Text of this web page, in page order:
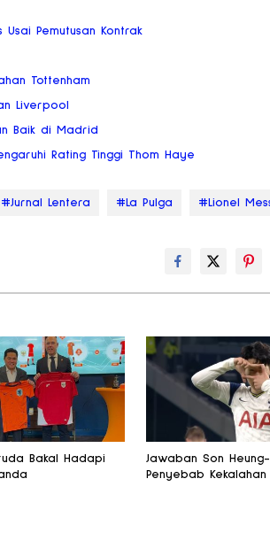
Usai Pemutusan Kontrak
Tottenham
Liverpool
Baik di Madrid
Rating Tinggi Thom Haye
#Jurnal Lentera #La Pulga #Lionel
Bakal Hadapi
Jawaban Son
Penyebab Kekalahan